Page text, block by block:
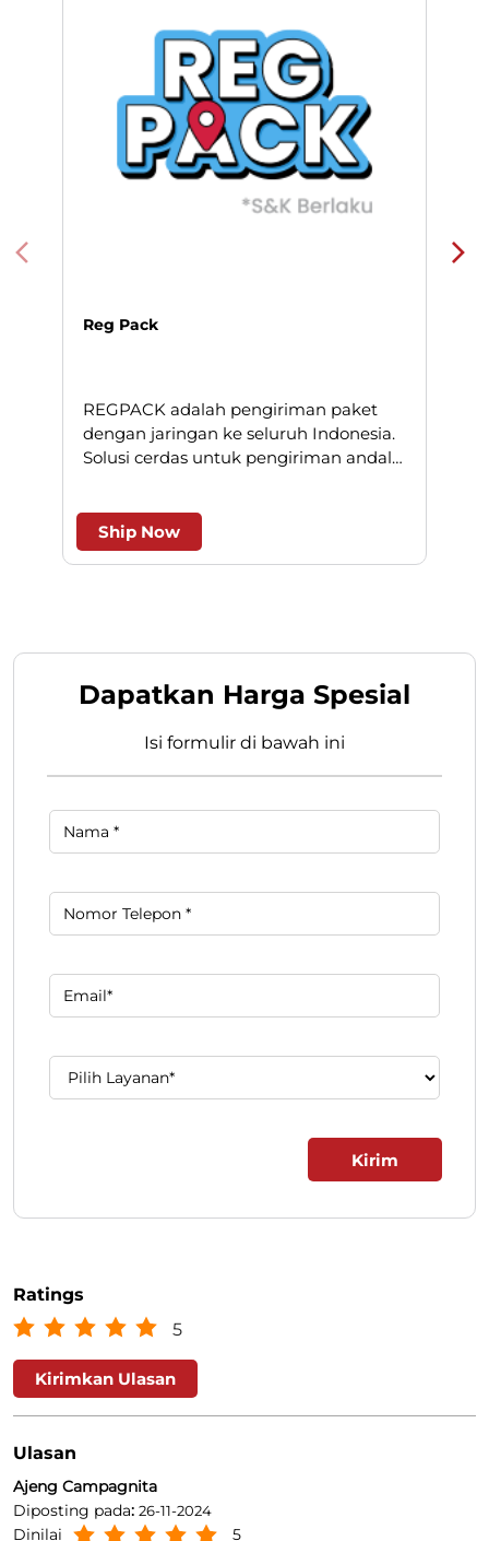
Reg Pack
REGPACK adalah pengiriman paket
dengan jaringan ke seluruh Indonesia.
Solusi cerdas untuk pengiriman andal
Ship Now
Dapatkan Harga Spesial
Isi formulir di bawah ini
Ratings
5
Kirimkan Ulasan
Ulasan
Ajeng Campagnita
Diposting pada: 26-11-2024
Dinilai 5